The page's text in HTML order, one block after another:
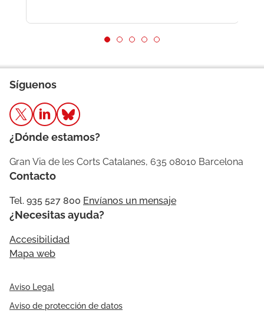
Síguenos
¿Dónde estamos?
Gran Via de les Corts Catalanes, 635 08010 Barcelona
Contacto
Tel. 935 527 800 Envíanos un mensaje
¿Necesitas ayuda?
Accesibilidad
Mapa web
Aviso Legal
Aviso de protección de datos